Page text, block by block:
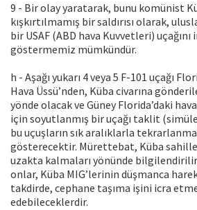
9 - Bir olay yaratarak, bunu komünist
kışkırtılmamış bir saldırısı olarak,
bir USAF (ABD hava Kuvvetleri)
göstermemiz mümkündür.
h - Aşağı yukarı 4 veya 5 F-101 uçağı
Hava Üssü’nden, Küba civarına
yönde olacak ve Güney Florida’daki
için soyutlanmış bir uçağı taklit
bu uçuşların sık aralıklarla
gösterecektir. Mürettebat, Küba
uzakta kalmaları yönünde
onlar, Küba MIG’lerinin düşmanca
takdirde, cephane taşıma işini icra
edebileceklerdir.